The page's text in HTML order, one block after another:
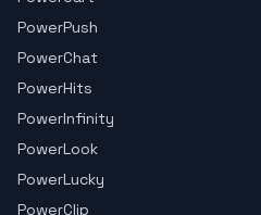
PowerPush
PowerChat
PowerHits
PowerInfinity
PowerLook
PowerLucky
PowerClip